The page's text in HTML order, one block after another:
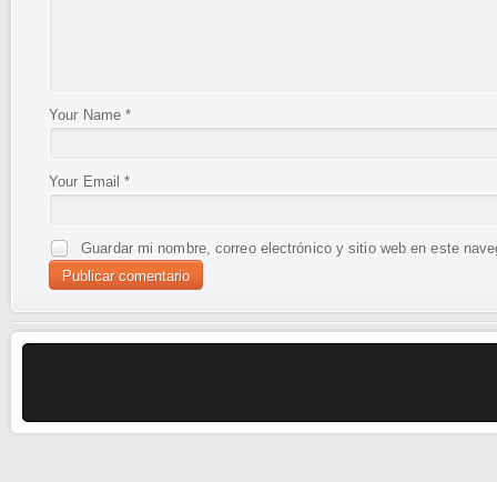
Your Name *
Your Email *
Guardar mi nombre, correo electrónico y sitio web en este